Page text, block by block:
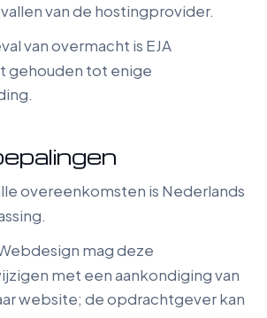
van de hostingprovider.
van overmacht is EJA
gehouden tot enige
overeenkomsten is Nederlands
mag deze
met een aankondiging van
website; de opdrachtgever kan